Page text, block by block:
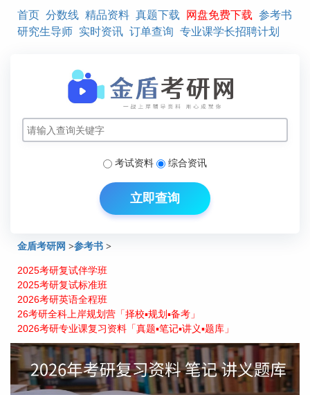
首页 分数线 精品资料 真题下载 网盘免费下载 参考书
研究生导师 实时资讯 订单查询 专业课学长招聘计划
考试资料 综合资讯
立即查询
金盾考研网 >参考书 >
四川省社会科学院2011年硕士研究生招生各专业参考书目
2025考研复试伴学班
2025考研复试标准班
2026考研英语全程班
26考研全科上岸规划营「择校▪规划▪备考」
2026考研专业课复习资料「真题▪笔记▪讲义▪题库」